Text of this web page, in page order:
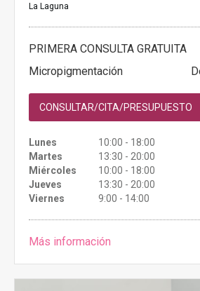
La Laguna
PRIMERA CONSULTA GRATUITA
Micropigmentación
CONSULTAR/CITA/PRESUPUESTO
Lunes
10:00 - 18:00
Martes
13:30 - 20:00
Miércoles
10:00 - 18:00
Jueves
13:30 - 20:00
Viernes
9:00 - 14:00
Más información